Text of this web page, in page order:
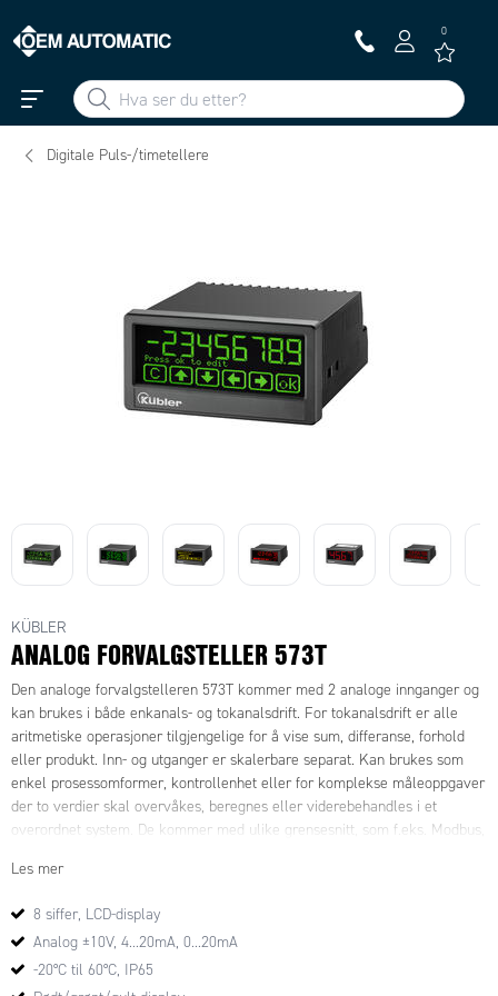
0
Digitale Puls-/timetellere
KÜBLER
ANALOG FORVALGSTELLER 573T
Den analoge forvalgstelleren 573T kommer med 2 analoge innganger og
kan brukes i både enkanals- og tokanalsdrift. For tokanalsdrift er alle
aritmetiske operasjoner tilgjengelige for å vise sum, differanse, forhold
eller produkt. Inn- og utganger er skalerbare separat. Kan brukes som
enkel prosessomformer, kontrollenhet eller for komplekse måleoppgaver
der to verdier skal overvåkes, beregnes eller viderebehandles i et
overordnet system. De kommer med ulike grensesnitt, som f.eks. Modbus,
Les mer
8 siffer, LCD-display
Analog ±10V, 4...20mA, 0...20mA
-20°C til 60°C, IP65